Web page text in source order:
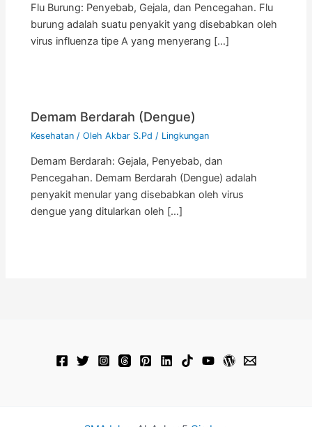
Flu Burung: Penyebab, Gejala, dan Pencegahan. Flu
burung adalah suatu penyakit yang disebabkan oleh
virus influenza tipe A yang menyerang […]
Demam Berdarah (Dengue)
Kesehatan / OlehAkbar S.Pd / Lingkungan
Demam Berdarah: Gejala, Penyebab, dan
Pencegahan. Demam Berdarah (Dengue) adalah
penyakit menular yang disebabkan oleh virus
dengue yang ditularkan oleh […]